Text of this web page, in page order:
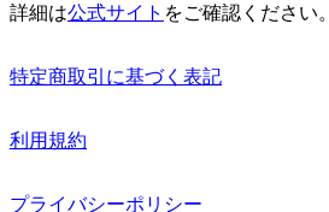
詳細は公式サイト をご確認ください。
特定商取引に基づく表記
利用規約
プライバシーポリシー